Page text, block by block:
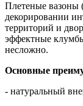
Плетеные вазоны
декорировании
территорий и
эффектные
несложно.
Основные
- натуральный